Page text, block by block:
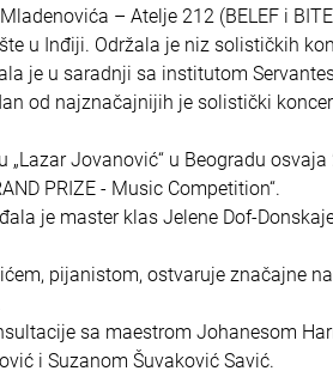
– Atelje 212 (BELEF i
u Inđiji. Održala je niz solističkih
je u saradnji sa institutom
od najznačajnijih je solistički
„Lazar Jovanović“ u Beogradu
PRIZE - Music Competition“.
je master klas Jelene Dof-
pijanistom, ostvaruje značajne
sa maestrom Johanesom
i Suzanom Šuvaković Savić.